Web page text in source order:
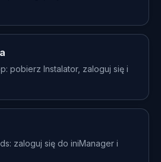
pobierz Instalator, zaloguj się i
zaloguj się do iniManager i